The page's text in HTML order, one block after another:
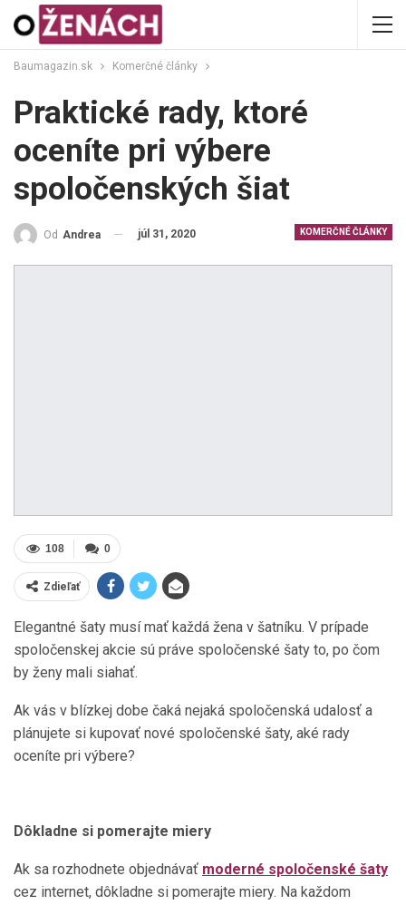
Baumagazin.sk Komerčné články
Praktické rady, ktoré
oceníte pri výbere
spoločenských šiat
KOMERČNÉ ČLÁNKY
Od Andrea júl 31, 2020
0
108
Zdieľať
Elegantné šaty musí mať každá žena v šatníku. V prípade
spoločenskej akcie sú práve spoločenské šaty to, po čom
by ženy mali siahať.
Ak vás v blízkej dobe čaká nejaká spoločenská udalosť a
plánujete si kupovať nové spoločenské šaty, aké rady
oceníte pri výbere?
Dôkladne si pomerajte miery
Ak sa rozhodnete objednávať moderné spoločenské šaty
cez internet, dôkladne si pomerajte miery. Na každom